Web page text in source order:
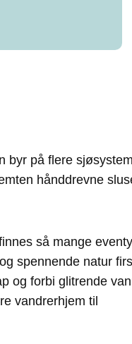
byr på flere
hånddrevne
så mange
spennende natur
og forbi glitrende
vandrerhjem til